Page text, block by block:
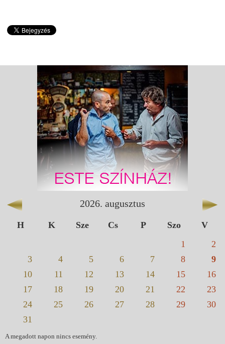
2026. augusztus
H K Sze Cs P Szo
V
1
2
3
4 5 6 7 8
9
10
11 12 13 14 15
16
17
18 19 20 21 22
23
24
25 26 27 28 29
30
31
A megadott napon nincs esemény.